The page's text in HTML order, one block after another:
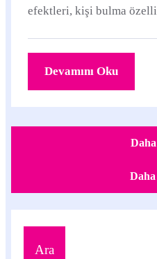
efektleri, kişi bulma
Devamını Oku
Daha
Daha
Ara